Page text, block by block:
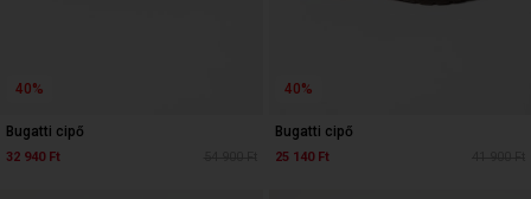
40%
Bugatti cipő
32 940 Ft
40%
Bugatti cipő
25 140 Ft